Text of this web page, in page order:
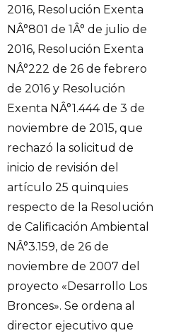
2016, Resolución Exenta
NÂ°801 de 1Â° de julio de
2016, Resolución Exenta
NÂ°222 de 26 de febrero
de 2016 y Resolución
Exenta NÂ°1.444 de 3 de
noviembre de 2015, que
rechazó la solicitud de
inicio de revisión del
artículo 25 quinquies
respecto de la Resolución
de Calificación Ambiental
NÂ°3.159, de 26 de
noviembre de 2007 del
proyecto «Desarrollo Los
Bronces». Se ordena al
director ejecutivo que